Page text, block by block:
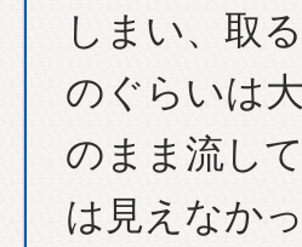
しまい、取
のぐらいは
のまま流し
は見えなか